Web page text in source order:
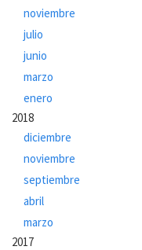
noviembre
julio
junio
marzo
enero
2018
diciembre
noviembre
septiembre
abril
marzo
2017